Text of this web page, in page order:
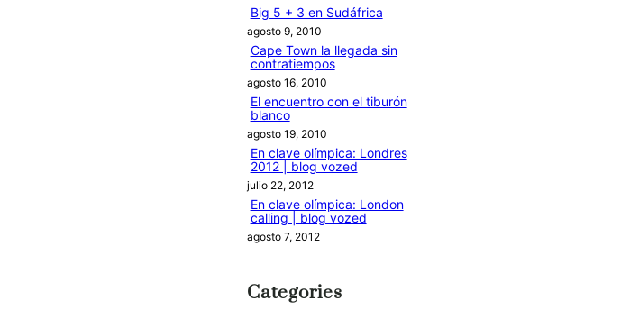
rBig 5 + 3 en Sudáfrica
agosto 9, 2010
Cape Town la llegada sin
contratiempos
agosto 16, 2010
El encuentro con el tiburón
blanco
agosto 19, 2010
En clave olímpica: Londres
2012 | blog vozed
julio 22, 2012
En clave olímpica: London
calling | blog vozed
agosto 7, 2012
Categories